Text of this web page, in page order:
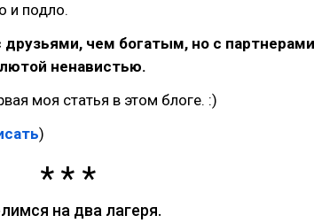
и подло.
чем богатым, но с
ненавистью.
моя статья в этом блоге. :)
)
на два лагеря.